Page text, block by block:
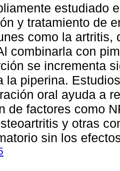
estudiado
y tratamiento de
como la artritis,
combinarla con
se incrementa
la piperina.
oral ayuda a
de factores como
y otras
sin los